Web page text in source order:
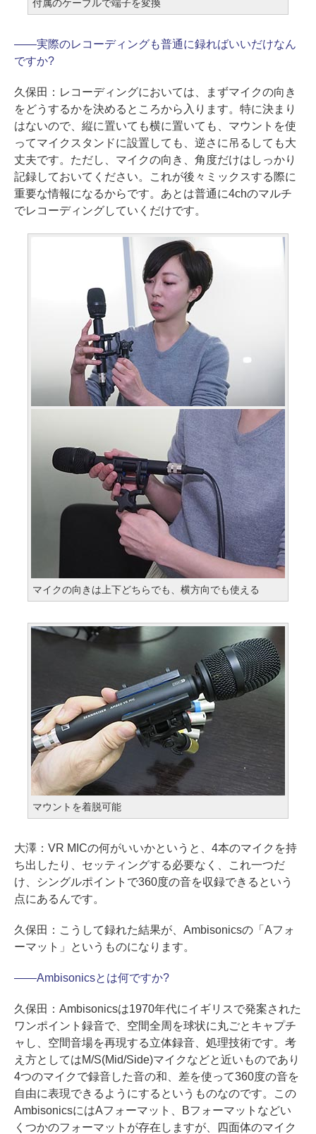
付属のケーブルで端子を変換
――実際のレコーディングも普通に録ればいいだけなん
ですか?
久保田： レコーディングにおいては、まずマイクの向き
をどうするかを決めるところから入ります。特に決まり
はないので、縦に置いても横に置いても、マウントを使
ってマイクスタンドに設置しても、逆さに吊るしても大
丈夫です。ただし、マイクの向き、角度だけはしっかり
記録しておいてください。これが後々ミックスする際に
重要な情報になるからです。あとは普通に4chのマルチ
でレコーディングしていくだけです。
マイクの向きは上下どちらでも、横方向でも使える
マウントを着脱可能
大澤： VR MICの何がいいかというと、4本のマイクを持
ち出したり、セッティングする必要なく、これ一つだ
け、シングルポイントで360度の音を収録できるという
点にあるんです。
久保田： こうして録れた結果が、Ambisonicsの「Aフォ
ーマット」というものになります。
――Ambisonicsとは何ですか?
久保田： Ambisonicsは1970年代にイギリスで発案された
ワンポイント録音で、空間全周を球状に丸ごとキャプチ
ャし、空間音場を再現する立体録音、処理技術です。考
え方としてはM/S(Mid/Side)マイクなどと近いものであり
4つのマイクで録音した音の和、差を使って360度の音を
自由に表現できるようにするというものなのです。この
AmbisonicsにはAフォーマット、Bフォーマットなどい
くつかのフォーマットが存在しますが、四面体のマイク